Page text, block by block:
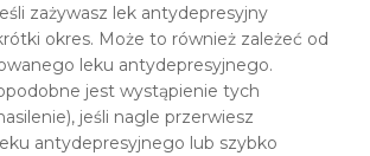
zażywasz lek antydepresyjny
okres. Może to również zależeć od
leku antydepresyjnego.
jest wystąpienie tych
jeśli nagle przerwiesz
antydepresyjnego lub szybko